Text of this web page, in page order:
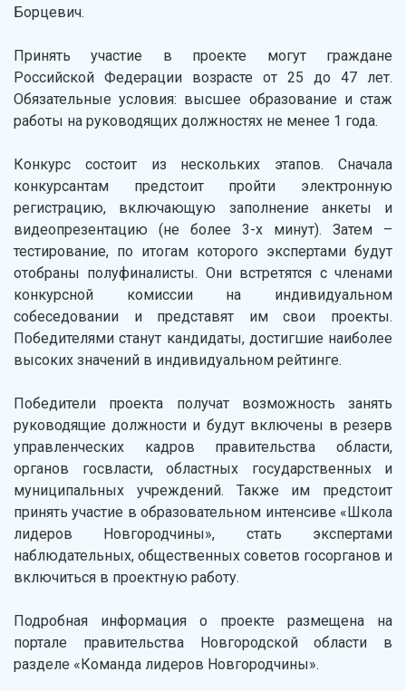
Борцевич.
Принять участие в проекте могут граждане
Российской Федерации возрасте от 25 до 47 лет.
Обязательные условия: высшее образование и стаж
работы на руководящих должностях не менее 1 года.
Конкурс состоит из нескольких этапов. Сначала
конкурсантам предстоит пройти электронную
регистрацию, включающую заполнение анкеты и
видеопрезентацию (не более 3-х минут). Затем –
тестирование, по итогам которого экспертами будут
отобраны полуфиналисты. Они встретятся с членами
конкурсной комиссии на индивидуальном
собеседовании и представят им свои проекты.
Победителями станут кандидаты, достигшие наиболее
высоких значений в индивидуальном рейтинге.
Победители проекта получат возможность занять
руководящие должности и будут включены в резерв
управленческих кадров правительства области,
органов госвласти, областных государственных и
муниципальных учреждений. Также им предстоит
принять участие в образовательном интенсиве «Школа
лидеров Новгородчины», стать экспертами
наблюдательных, общественных советов госорганов и
включиться в проектную работу.
Подробная информация о проекте размещена на
портале правительства Новгородской области в
разделе «Команда лидеров Новгородчины».